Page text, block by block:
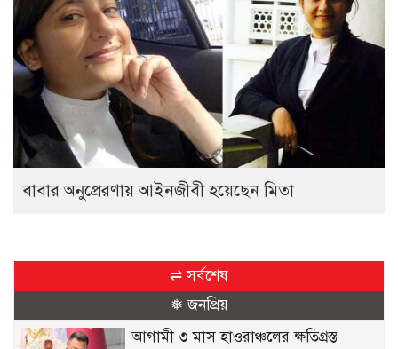
বাবার অনুপ্রেরণায় আইনজীবী হয়েছেন মিতা
⇌ সর্বশেষ
❅ জনপ্রিয়
আগামী ৩ মাস হাওরাঞ্চলের ক্ষতিগ্রস্ত